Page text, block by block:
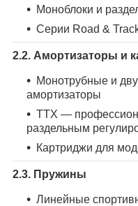
Моноблоки и
Серии Road &
2.2. Амортизаторы и
Монотрубные и
амортизаторы
TTX —
раздельным
Картриджи для
2.3. Пружины
Линейные